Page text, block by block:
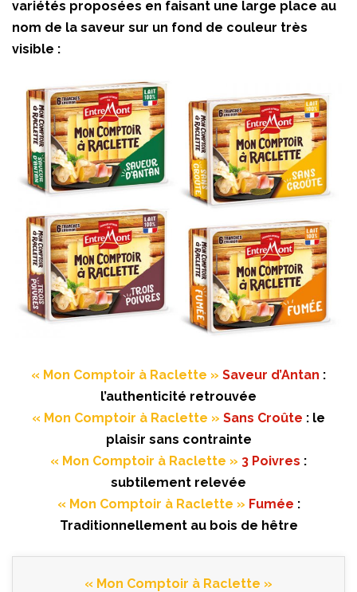
variétés proposées en faisant une large place au
nom de la saveur sur un fond de couleur très
visible :
« Mon Comptoir à Raclette » Saveur d’Antan :
l’authenticité retrouvée
« Mon Comptoir à Raclette » Sans Croûte : le
plaisir sans contrainte
« Mon Comptoir à Raclette » 3 Poivres :
subtilement relevée
« Mon Comptoir à Raclette » Fumée :
Traditionnellement au bois de hêtre
« Mon Comptoir à Raclette »